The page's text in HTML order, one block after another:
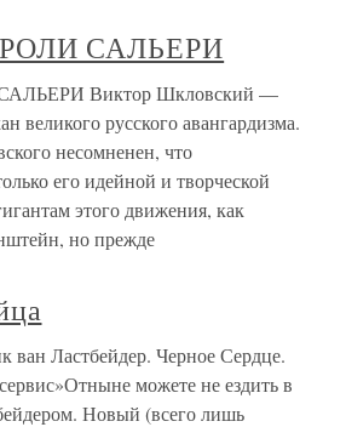
САЛЬЕРИ
Виктор Шкловский —
великого русского авангардизма.
несомненен, что
его идейной и творческой
этого движения, как
но прежде
ван Ластбейдер. Черное Сердце.
можете не ездить в
Новый (всего лишь